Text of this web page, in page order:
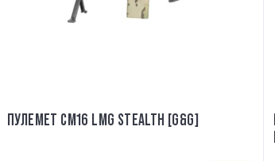
ПУЛЕМЕТ CM16 LMG STEALTH [G&G]